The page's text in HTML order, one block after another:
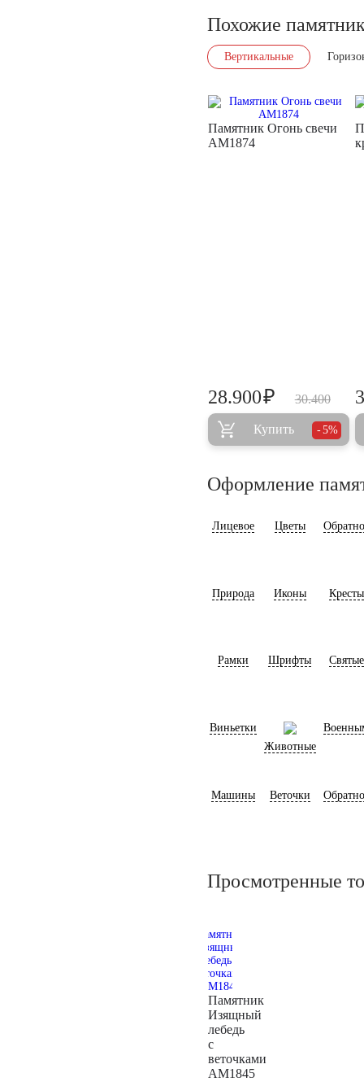
Похожие
Вертикальные
Памятник Огонь свечи
AM1874
30.400
28.900₽
Купить 5%
Оформление
Лицевое Цветы
Природа Иконы Кресты
Рамки Шрифты Святые
Виньетки
Животные
Машины Веточки
Просмотренные
Памятник
Изящный
лебедь
с
веточками
AM1845